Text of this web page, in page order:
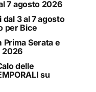
7 agosto 2026
3 al 7 agosto
per Bice
Prima Serata e
2026
delle
su